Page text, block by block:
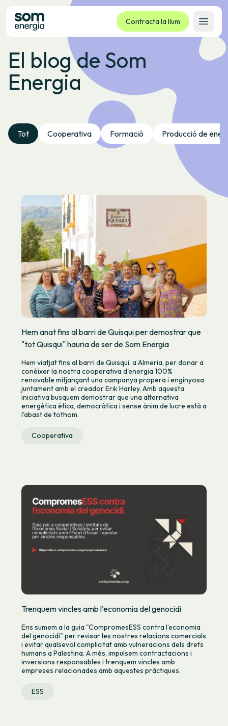
Contracta la llum
Obrir
Tarifes
Serveis
Empreses
La cooperativa
Contacte
Tràmits
El blog de Som
Energia
Tot Cooperativa Formació Producció de
Hem anat fins al barri de Quisqui per demostrar que
"tot Quisqui" hauria de ser de Som Energia
Hem viatjat fins al barri de Quisqui, a Almeria, per donar a
conèixer la nostra cooperativa d'energia 100%
renovable mitjançant una campanya propera i enginyosa
juntament amb el creador Erik Harley. Amb aquesta
iniciativa busquem demostrar que una alternativa
energètica ètica, democràtica i sense ànim de lucre està a
l'abast de tothom.
Cooperativa
Trenquem vincles amb l’economia del genocidi
Ens sumem a la guia "CompromesESS contra l’economia
del genocidi" per revisar les nostres relacions comercials
i evitar qualsevol complicitat amb vulneracions dels drets
humans a Palestina. A més, impulsem contractacions i
inversions responsables i trenquem vincles amb
empreses relacionades amb aquestes pràctiques.
ESS